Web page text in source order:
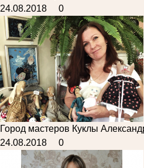
24.08.2018
0
Город мастеров Куклы
24.08.2018
0